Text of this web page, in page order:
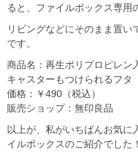
ると、ファイルボックス専用
リビングなどにそのまま置い
です。
商品名：再生ポリプロピレン
キャスターもつけられるフタ
価格：￥490（税込）
販売ショップ：無印良品
以上が、私がいちばんお気に
イルボックスのご紹介でした！